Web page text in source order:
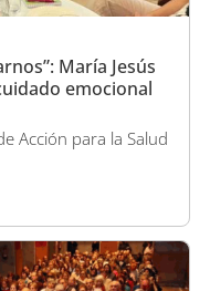
María Jesús
emocional
Acción para la Salud